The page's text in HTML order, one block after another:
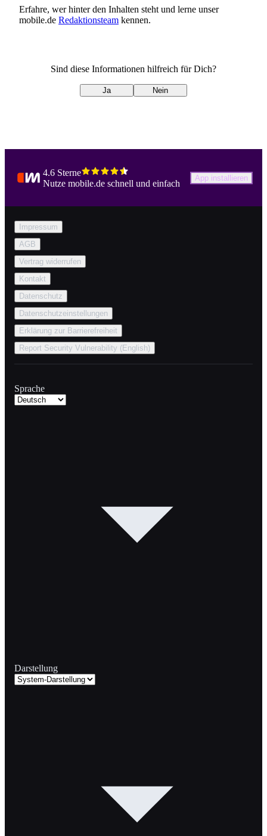
Erfahre, werhinter den Inhalten steht und lerne unser
mobile.de Redaktionsteam kennen.
Sind diese Informationen hilfreich für Dich?
Ja Nein
4.6 Sterne
Nutze mobile.de schnell und einfach
App installieren
Impressum
AGB
Vertrag widerrufen
Kontakt
Datenschutz
Datenschutzeinstellungen
Erklärung zur Barrierefreiheit
Report Security Vulnerability (English)
Sprache
Darstellung